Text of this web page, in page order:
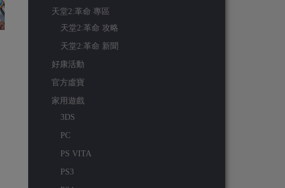
天堂2:革命 專區
天堂2:革命 攻略
天堂2:革命 新聞
好康活動
官方虛寶
家用遊戲
3DS
PC
PS VITA
PS3